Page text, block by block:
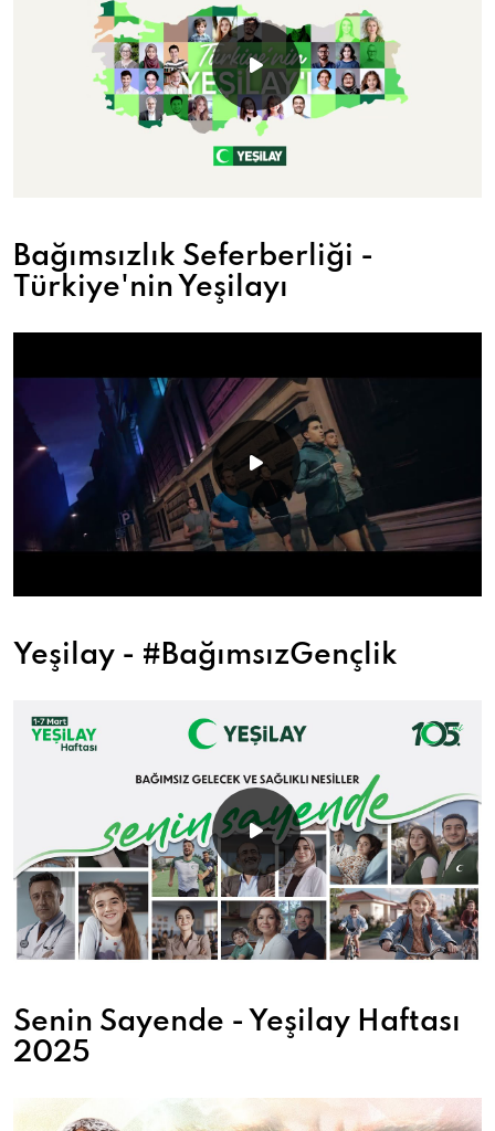
Bağımsızlık Seferberliği -
Türkiye'nin Yeşilayı
Yeşilay - #BağımsızGençlik
Senin Sayende - Yeşilay Haftası
2025